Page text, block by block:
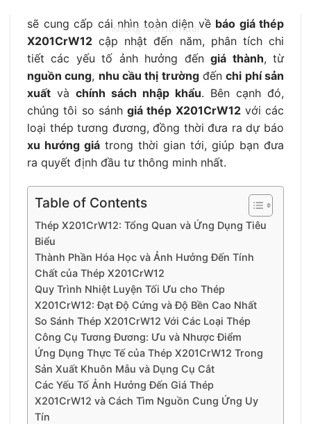
sẽ cung cấp cái nhìn toàn diện về báo giá thép
X201CrW12 cập nhật đến năm, phân tích chi
tiết các yếu tố ảnh hưởng đếngiá thành, từ
nguồn cung, nhu cầu thị trườngđếnchi phí sản
xuất và chính sách nhập khẩu. Bên cạnh đó,
chúng tôi so sánh giá thép X201CrW12với các
loại thép tương đương, đồng thời đưa ra dự báo
xu hướng giá trong thời gian tới, giúp bạn đưa
ra quyết định đầu tư thông minh nhất.
Table of Contents
Thép X201CrW12: Tổng Quan và Ứng Dụng Tiêu
Biểu
Thành Phần Hóa Học và Ảnh Hưởng Đến Tính
Chất của Thép X201CrW12
Quy Trình Nhiệt Luyện Tối Ưu cho Thép
X201CrW12: Đạt Độ Cứng và Độ Bền Cao Nhất
So Sánh Thép X201CrW12 Với Các Loại Thép
Công Cụ Tương Đương: Ưu và Nhược Điểm
Ứng Dụng Thực Tế của Thép X201CrW12 Trong
Sản Xuất Khuôn Mẫu và Dụng Cụ Cắt
Các Yếu Tố Ảnh Hưởng Đến Giá Thép
X201CrW12 và Cách Tìm Nguồn Cung Ứng Uy
Tín